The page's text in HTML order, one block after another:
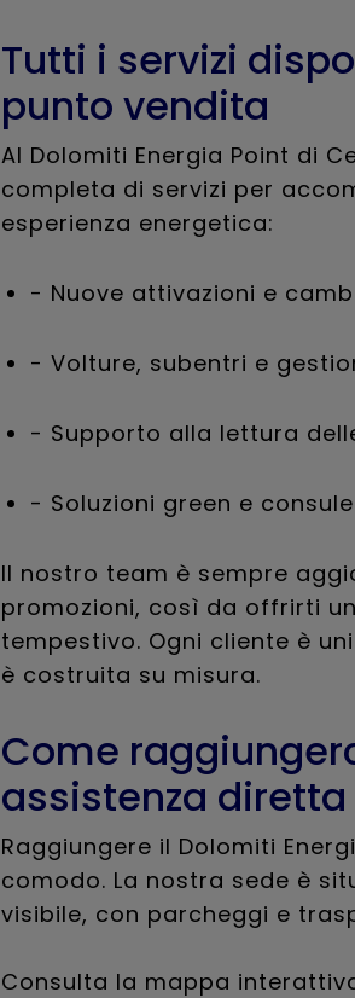
Tutti i servizi
punto vendita
Al Dolomiti Energia Point di
completa di servizi per
esperienza energetica:
- Nuove attivazioni e
- Volture, subentri e
- Supporto alla lettura
- Soluzioni green e
Il nostro team è sempre
promozioni, così da offrirti
tempestivo. Ogni cliente è
è costruita su misura.
Come
assistenza diretta
Raggiungere il Dolomiti
comodo. La nostra sede è
visibile, con parcheggi e
Consulta la mappa